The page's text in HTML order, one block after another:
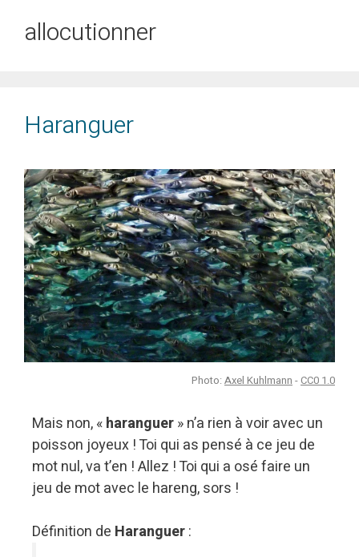
allocutionner
Haranguer
Photo: Axel Kuhlmann - CC0 1.0
Mais non, «haranguer» n’a rien à voir avec un
poisson joyeux ! Toi qui as pensé à ce jeu de
mot nul, va t’en ! Allez ! Toi qui a osé faire un
jeu de mot avec le hareng, sors !
Définition de Haranguer: